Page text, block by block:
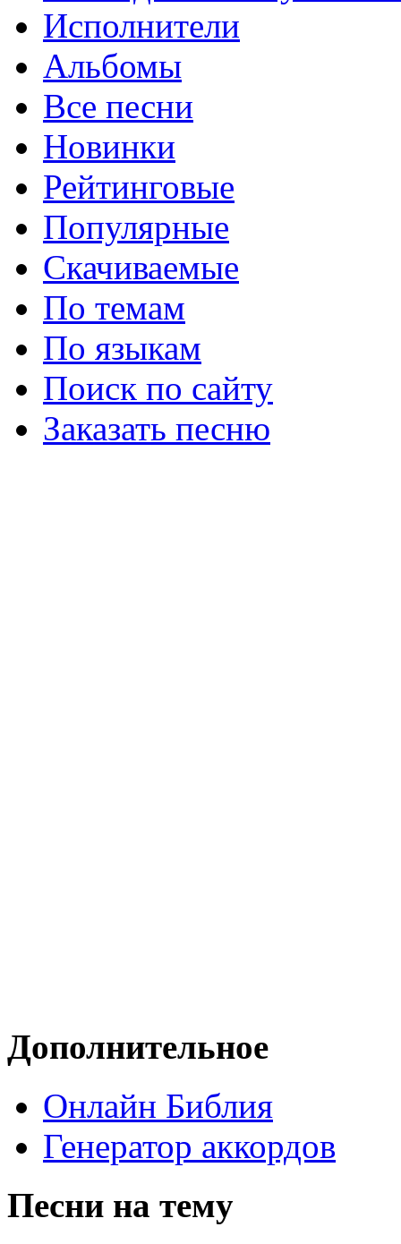
Исполнители
Альбомы
Все песни
Новинки
Рейтинговые
Популярные
Скачиваемые
По темам
По языкам
Поиск по сайту
Заказать песню
Дополнительное
Онлайн Библия
Генератор аккордов
Песни на тему